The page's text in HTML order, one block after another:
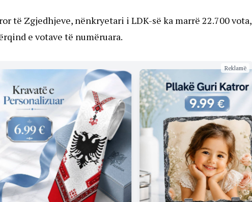
të Zgjedhjeve, nënkryetari i LDK-së ka marrë 22.700 vota,
e votave të numëruara.
Reklamë